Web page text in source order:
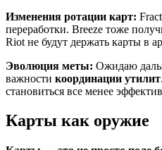
Изменения ротации карт:
переработки. Breeze тоже
Riot не будут держать карты в
Эволюция меты: Ожидаю
важности координации утилит
становиться все менее
Карты как оружие